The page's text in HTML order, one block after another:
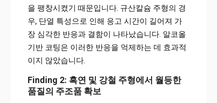
을 팽창시켰기 때문입니다. 규산칼슘 주형의 경
우, 단열 특성으로 인해 응고 시간이 길어져 가
장 심각한 반응과 결함이 나타났습니다. 알코올
기반 코팅은 이러한 반응을 억제하는 데 효과적
이지 않았습니다.
Finding 2: 흑연 및 강철 주형에서 월등한
품질의 주조품 확보